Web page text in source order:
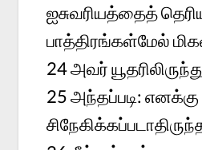
ஐசுவரியத்தைத்
பாத்திரங்கள்மேல்
24அவர்
25அந்தப்படி: